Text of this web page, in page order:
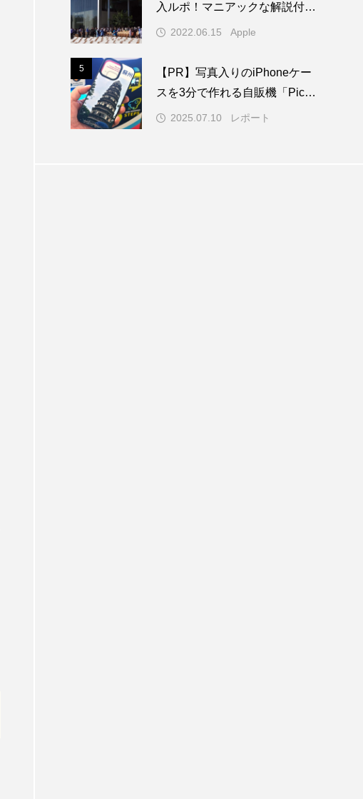
入ルポ！マニアックな解説付き
／WWDC22 ー 1/2
2022.06.15 Apple
5
【PR】写真入りのiPhoneケー
スを3分で作れる自販機「PickM
e!Case」を使ってみた
2025.07.10 レポート